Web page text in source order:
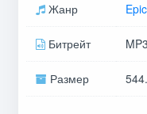
Жанр
Битрейт
Размер